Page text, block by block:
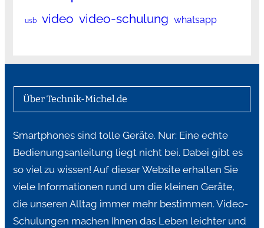
usb video video-schulung whatsapp
Über Technik-Michel.de
Smartphones sind tolle Geräte. Nur: Eine echte
Bedienungsanleitung liegt nicht bei. Dabei gibt es
so viel zu wissen! Auf dieser Website erhalten Sie
viele Informationen rund um die kleinen Geräte,
die unseren Alltag immer mehr bestimmen. Video-
Schulungen machen Ihnen das Leben leichter und